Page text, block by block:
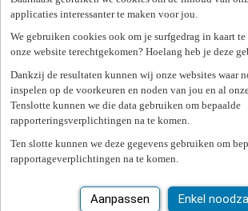
applicaties interessanter te maken voor jou.
We gebruiken cookies ook om je surfgedrag in kaart te
onze website terechtgekomen? Hoelang heb je deze
Dankzij de resultaten kunnen wij onze websites waar
inspelen op de voorkeuren en noden van jou en al
Tenslotte kunnen we die data gebruiken om bepaalde
rapporteringsverplichtingen na te komen.
Ten slotte kunnen we deze gegevens gebruiken om
rapportageverplichtingen na te komen.
Aanpassen Enkel
08:30 - 12:30 & 13:30 - 17:30
za gesloten
Maak een afspraak
Wij hebben68 vacatures vacature
gevonden.